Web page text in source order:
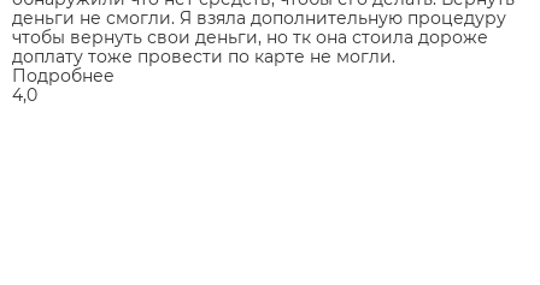
деньги не смогли. Я взяла дополнительную процедуру
чтобы вернуть свои деньги, но тк она стоила дороже
доплату тоже провести по карте не могли.
Подробнее
4,0